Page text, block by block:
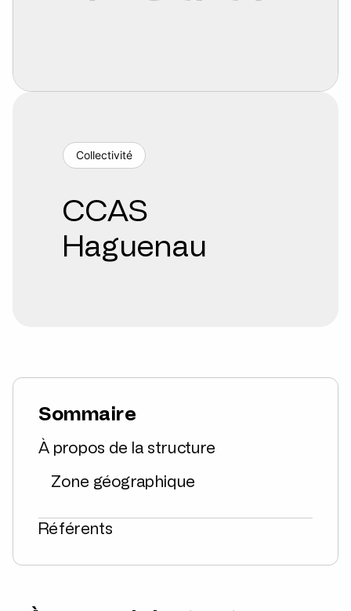
Collectivité
CCAS
Haguenau
Sommaire
À propos de la structure
Zone géographique
Référents